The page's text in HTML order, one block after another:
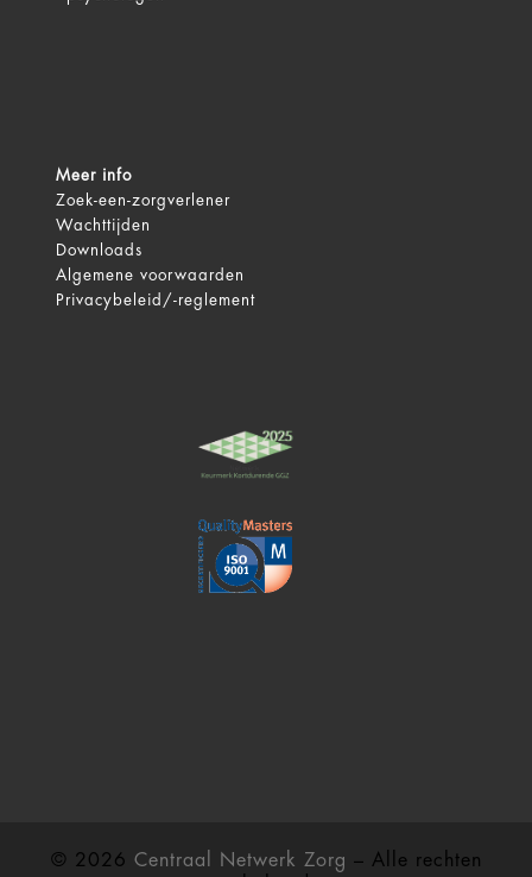
Meer info
Zoek-een-zorgverlener
Wachttijden
Downloads
Algemene voorwaarden
Privacybeleid/-reglement
© 2026 Centraal Netwerk Zorg – Alle rechten